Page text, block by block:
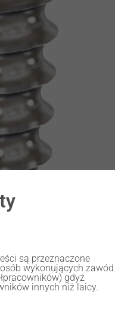
są przeznaczone
wykonujących zawód
gdyż
innych niż laicy.